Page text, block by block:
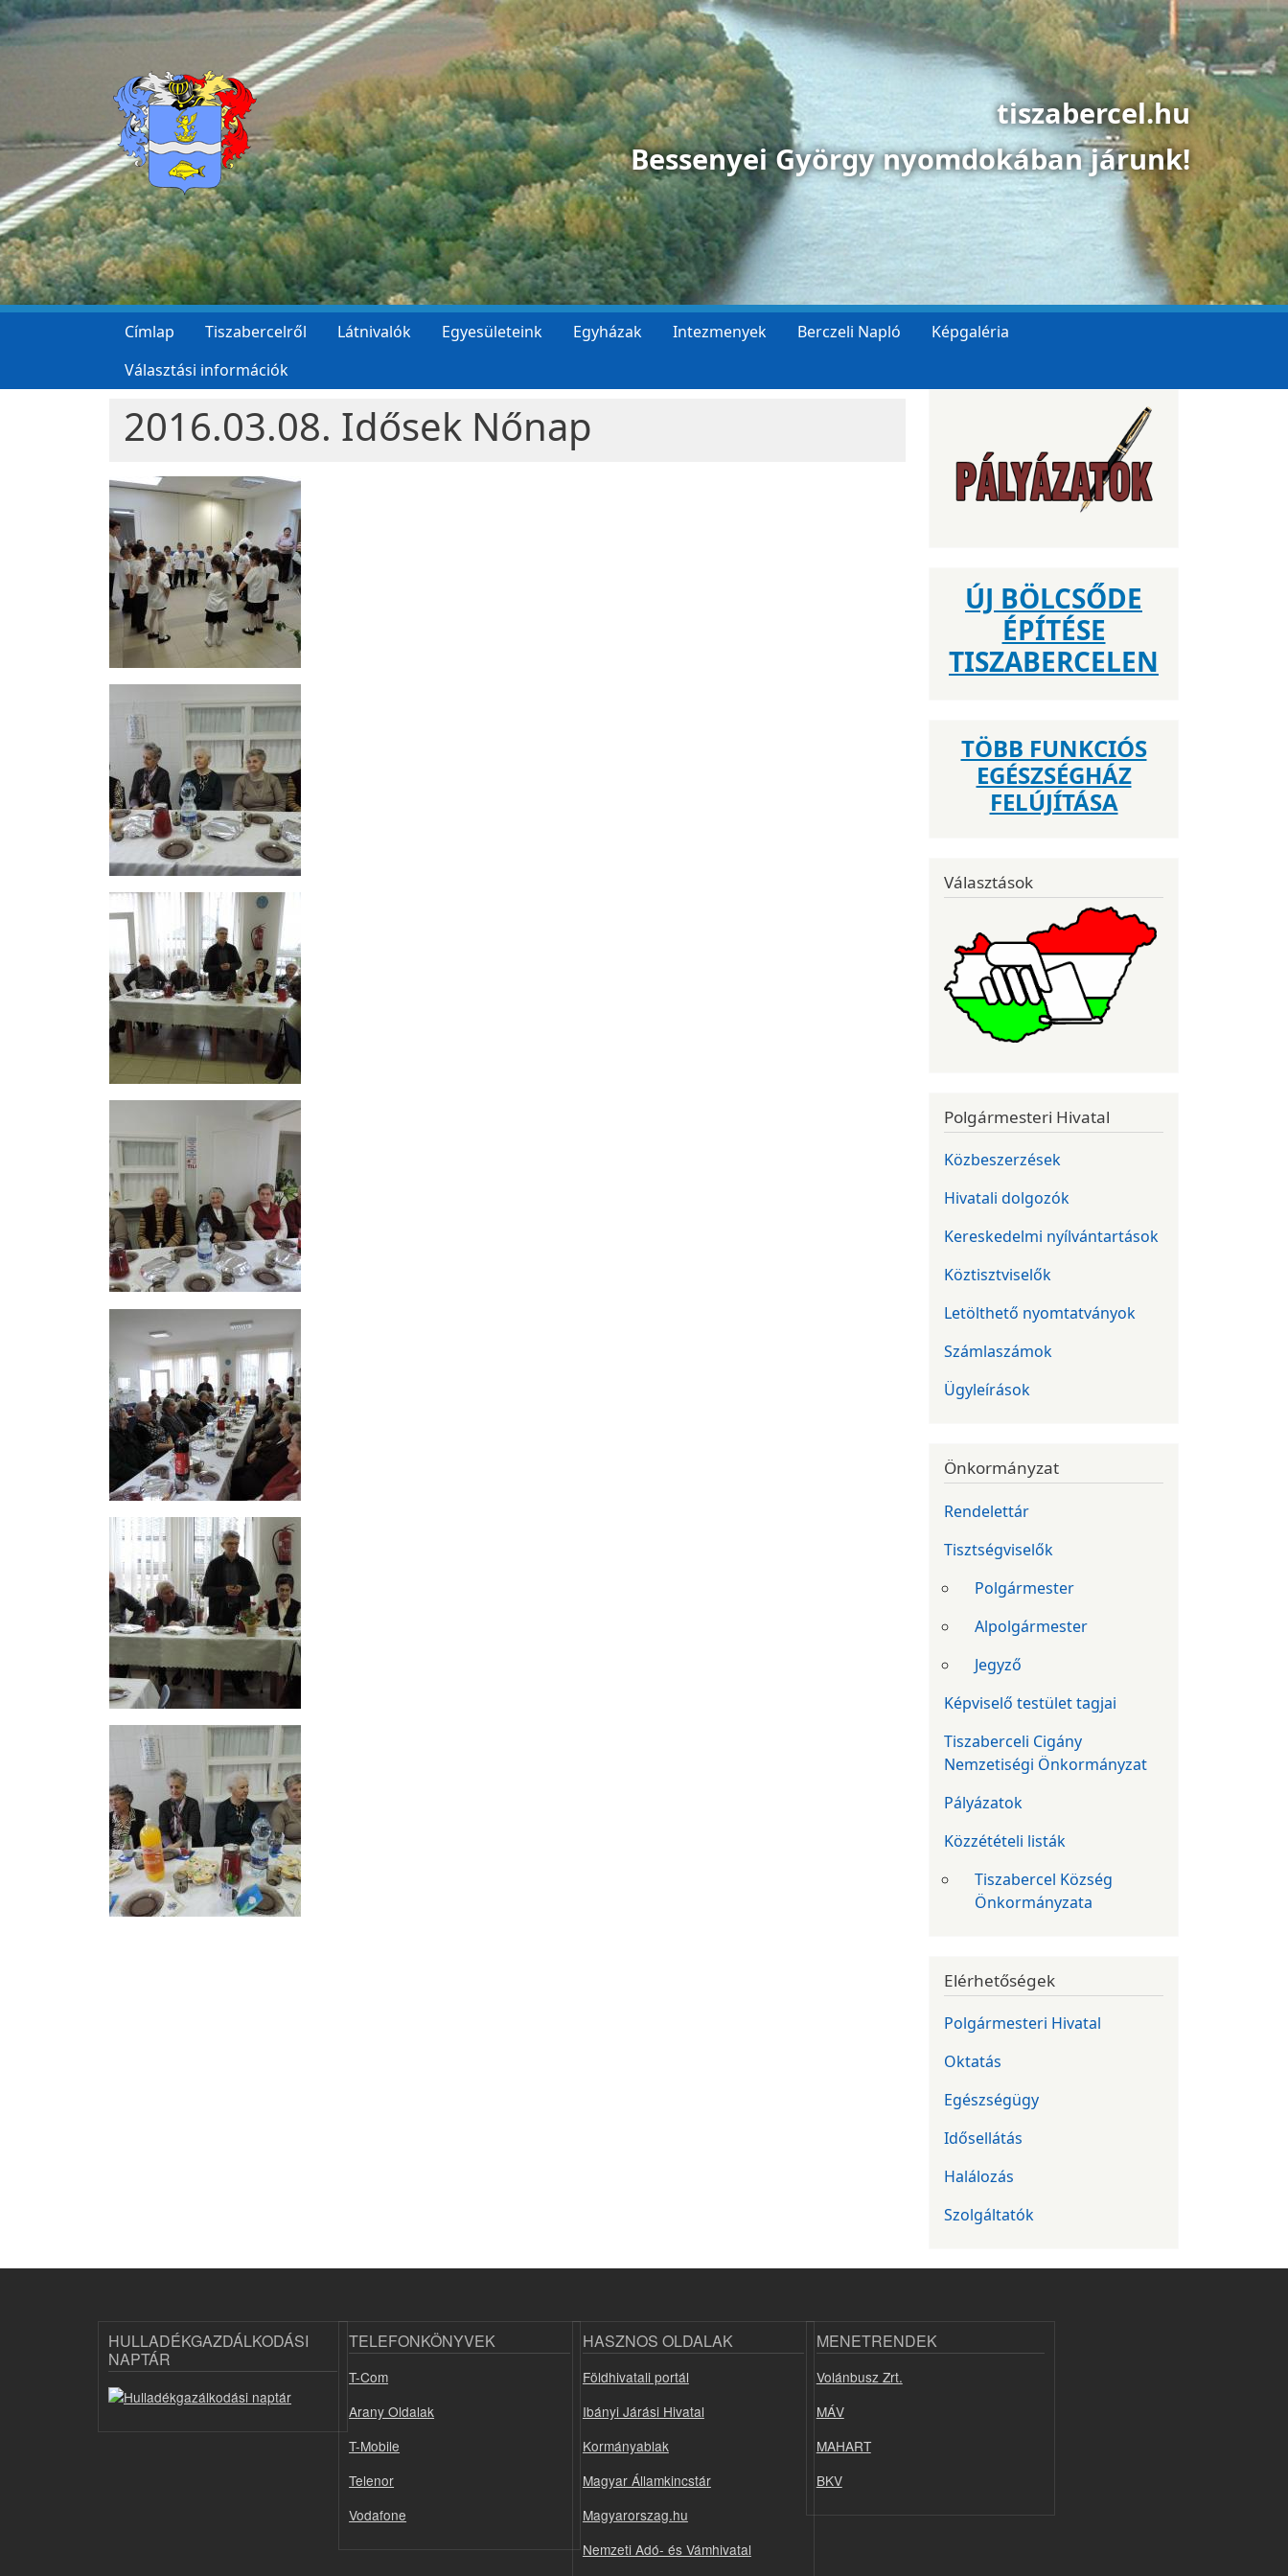
Ugrás a tartalomra
tiszabercel.hu
Bessenyei György nyomdokában járunk!
Címlap Tiszabercelről Látnivalók Egyesületeink Egyházak Intezmenyek Berczeli Napló
Képgaléria
Választási információk
2016.03.08. Idősek Nőnap
ÚJ BÖLCSŐDE
ÉPÍTÉSE
TISZABERCELEN
TÖBB FUNKCIÓS
EGÉSZSÉGHÁZ
FELÚJÍTÁSA
Választások
Polgármesteri Hivatal
Közbeszerzések
Hivatali dolgozók
Kereskedelmi nyílvántartások
Köztisztviselők
Letölthető nyomtatványok
Számlaszámok
Ügyleírások
Önkormányzat
Rendelettár
Tisztségviselők
Polgármester
Alpolgármester
Jegyző
Képviselő testület tagjai
Tiszaberceli Cigány
Nemzetiségi Önkormányzat
Pályázatok
Közzétételi listák
Tiszabercel Község
Önkormányzata
Elérhetőségek
Polgármesteri Hivatal
Oktatás
Egészségügy
Idősellátás
Halálozás
Szolgáltatók
HULLADÉKGAZDÁLKODÁSI
NAPTÁR
TELEFONKÖNYVEK
T-Com
Arany Oldalak
T-Mobile
Telenor
Vodafone
HASZNOS OLDALAK
Földhivatali portál
Ibányi Járási Hivatal
Kormányablak
Magyar Államkincstár
Magyarorszag.hu
Nemzeti Adó- és Vámhivatal
MENETRENDEK
Volánbusz Zrt.
MÁV
MAHART
BKV